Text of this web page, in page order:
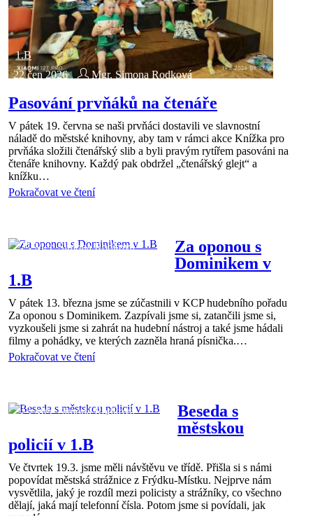
1.B
22 čen 2026
Mgr. Simona Rodková
Pasování prvňáků na čtenáře
V pátek 19. června se naši prvňáci dostavili ve slavnostní
náladě do městské knihovny, aby tam v rámci akce Knížka pro
prvňáka složili čtenářský slib a byli pravým rytířem pasováni na
čtenáře knihovny. Každý pak obdržel „čtenářský glejt“ a
knížku…
Pokračovat ve čtení
Mgr. Simona Rodková
Za oponou s
Dominikem v
1.B
V pátek 13. března jsme se zúčastnili v KCP hudebního pořadu
Za oponou s Dominikem. Zazpívali jsme si, zatančili jsme si,
vyzkoušeli jsme si zahrát na hudební nástroj a také jsme hádali
filmy a pohádky, ve kterých zazněla hraná písnička.…
Pokračovat ve čtení
Mgr. Simona Rodková
Beseda s
městskou
policií v 1.B
Ve čtvrtek 19.3. jsme měli návštěvu ve třídě. Přišla si s námi
popovídat městská strážnice z Frýdku-Místku. Nejprve nám
vysvětlila, jaký je rozdíl mezi policisty a strážníky, co všechno
dělají, jaká mají telefonní čísla. Potom jsme si povídali, jak